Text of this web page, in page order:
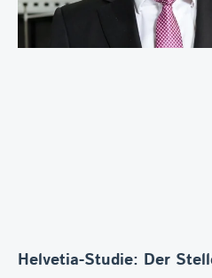
Helvetia-Studie: Der